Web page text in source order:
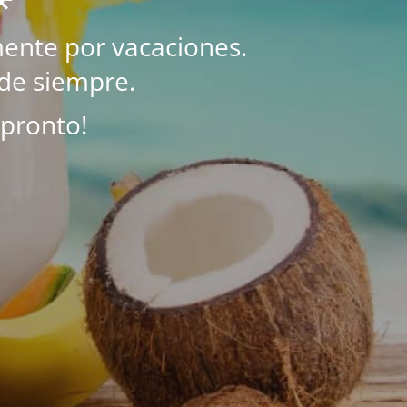
por vacaciones.
siempre.